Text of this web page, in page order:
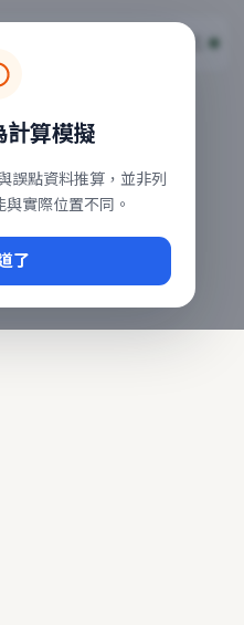
位置，涵蓋自強、普悠瑪、
台中車站即時動態
計算模擬
誤點資料推算，並非列
實際位置不同。
了